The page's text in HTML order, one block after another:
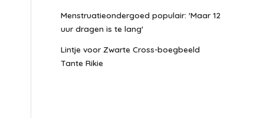
Menstruatieondergoed populair: 'Maar 12
uur dragen is te lang'
Lintje voor Zwarte Cross-boegbeeld
Tante Rikie